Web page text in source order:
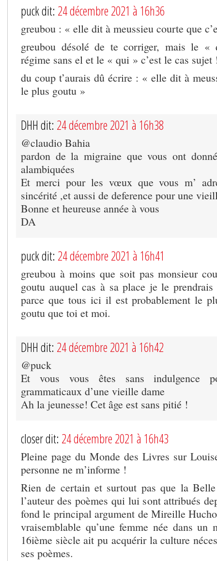
puck dit: 24 décembre 2021 à 16h36
greubou : « elle dit à meussieu courte que
greubou désolé de te corriger, mais le «
régime sans el et le « qui » c’est le cas sujet
du coup t’aurais dû écrire : « elle dit à
le plus goutu »
DHH dit: 24 décembre 2021 à 16h38
@claudio Bahia
pardon de la migraine que vous ont
alambiquées
Et merci pour les vœux que vous m’
sincérité ,et aussi de deference pour une
Bonne et heureuse année à vous
DA
puck dit: 24 décembre 2021 à 16h41
greubou à moins que soit pas monsieur
goutu auquel cas à sa place je le
parce que tous ici il est probablement le
goutu que toi et moi.
DHH dit: 24 décembre 2021 à 16h42
@puck
Et vous vous êtes sans indulgence
grammaticaux d’une vieille dame
Ah la jeunesse! Cet âge est sans pitié !
closer dit: 24 décembre 2021 à 16h43
Pleine page du Monde des Livres sur
personne ne m’informe !
Rien de certain et surtout pas que la Belle
l’auteur des poèmes qui lui sont attribués
fond le principal argument de Mireille
vraisemblable qu’une femme née dans un
16ième siècle ait pu acquérir la culture
ses poèmes.